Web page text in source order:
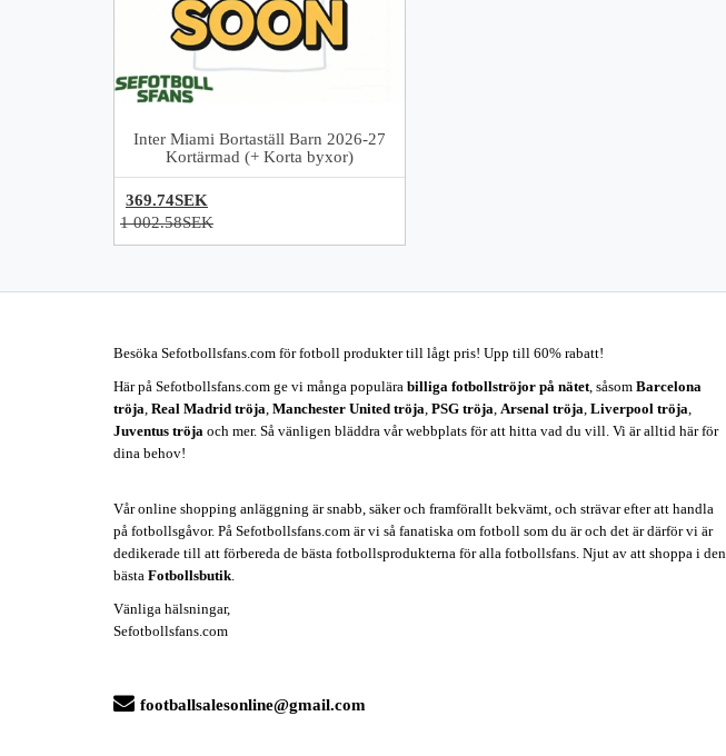
Inter Miami Bortaställ Barn 2026-27
Kortärmad (+ Korta byxor)
369.74SEK
1 002.58SEK
Besöka Sefotbollsfans.com för fotboll produkter till lågt pris! Upp till 60% rabatt!
Här på Sefotbollsfans.com ge vi många populära billiga fotbollströjor på nätet , såsom Barcelona
tröja Real Madrid tröja Manchester United tröja PSG tröja Arsenal tröja Liverpool tröja
Juventus tröja och mer. Så vänligen bläddra vår webbplats för att hitta vad du vill. Vi är alltid här för
dina behov!
Vår online shopping anläggning är snabb, säker och framförallt bekvämt, och strävar efter att handla
på fotbollsgåvor. På Sefotbollsfans.com är vi så fanatiska om fotboll som du är och det är därför vi är
dedikerade till att förbereda de bästa fotbollsprodukterna för alla fotbollsfans. Njut av att shoppa i den
bästa Fotbollsbutik
Vänliga hälsningar,
Sefotbollsfans.com
footballsalesonline@gmail.com